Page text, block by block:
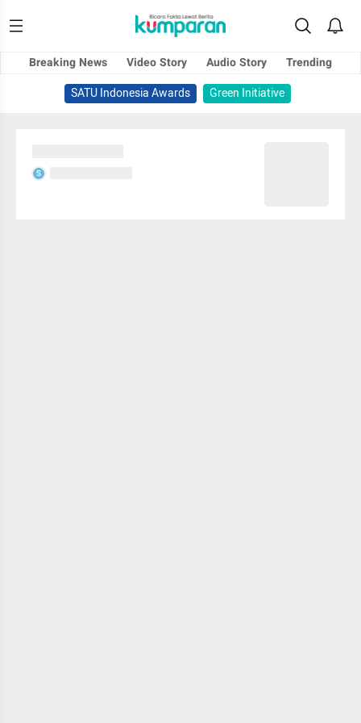
Breaking News Video Story Audio Story
Trending
SATU Indonesia Awards
Green Initiative
S